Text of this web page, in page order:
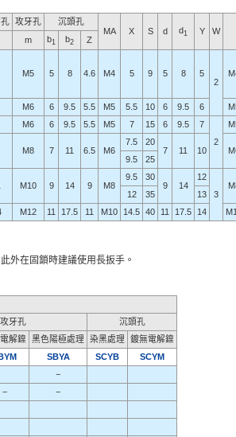
攻牙孔
沉頭孔
MA
X S d d1 Y
W
m b1 b2 Ｚ
M5 5 8 4.6 M4 5 9 5 8
5
2
M6 6 9.5 5.5 M5 5.5 10 6 9.5 6
M6 6 9.5 5.5 M5 7 15 6 9.5
7
2
M8 7 11 6.5 M6
7.5
20
7
11 10
9.5
25
M10 9 14 9 M8
9.5
30
9
14
12
3
12 35
13
M12 11 17.5 11 M10 14.5 40 11 17.5 14
外在固鎖時建議使用長扳手。
攻牙孔
沉頭孔
解鎳 黑色陽極處理 染黑處理
鍍無電解鎳
SBYA SCYB
SCYM
−
−
−